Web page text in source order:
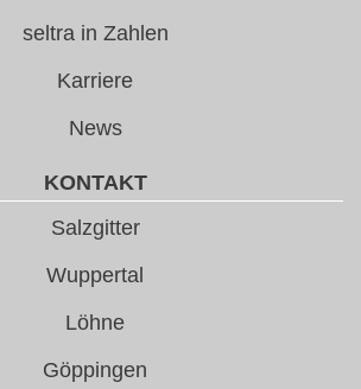
seltra in Zahlen
Karriere
News
KONTAKT
Salzgitter
Wuppertal
Löhne
Göppingen